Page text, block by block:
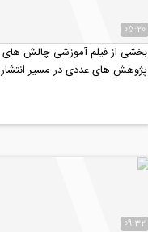
05:20
بخشی از فیلم آموزشی چالش های
پژوهش های عددی در مسیر انتشار
09:32